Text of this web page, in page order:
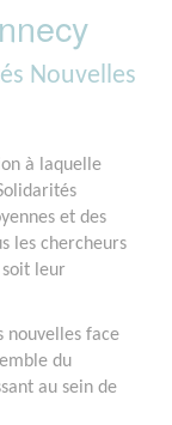
Nouvelles
à laquelle
et des
les chercheurs
leur
nouvelles face
du
au sein de